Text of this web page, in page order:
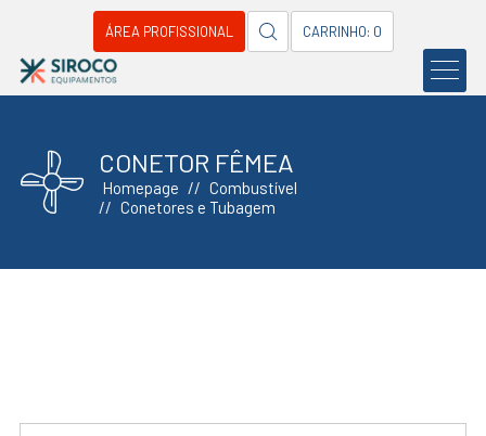
ÁREA PROFISSIONAL CARRINHO: 0
CONETOR FÊMEA
Homepage
Combustível
Conetores e Tubagem